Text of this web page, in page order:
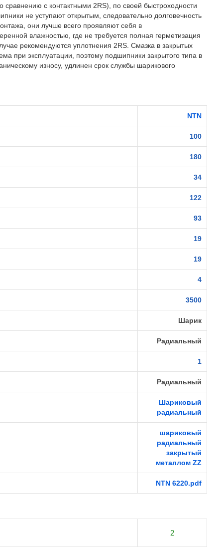
сравнению с контактными 2RS), по своей быстроходности
не уступают открытым, следовательно долговечность
они лучше всего проявляют себя в
влажностью, где не требуется полная герметизация
рекомендуются уплотнения 2RS. Смазка в закрытых
при эксплуатации, поэтому подшипники закрытого типа в
износу, удлинен срок службы шарикового
NTN
100
180
34
122
93
19
19
4
3500
Шарик
Радиальный
1
Радиальный
Шариковый
радиальный
шариковый
радиальный
закрытый
металлом ZZ
NTN 6220.pdf
2